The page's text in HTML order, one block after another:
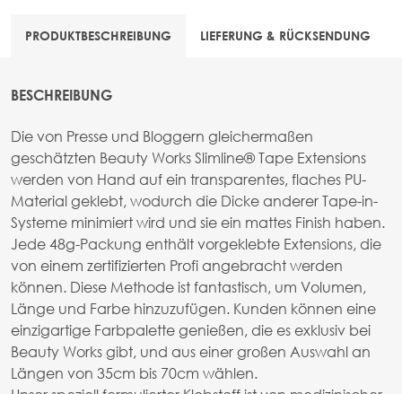
PRODUKTBESCHREIBUNG LIEFERUNG & RÜCKSENDUNG
BESCHREIBUNG
Die von Presse und Bloggern gleichermaßen
geschätzten Beauty Works Slimline® Tape Extensions
werden von Hand auf ein transparentes, flaches PU-
Material geklebt, wodurch die Dicke anderer Tape-in-
Systeme minimiert wird und sie ein mattes Finish haben.
Jede 48g-Packung enthält vorgeklebte Extensions, die
von einem zertifizierten Profi angebracht werden
können. Diese Methode ist fantastisch, um Volumen,
Länge und Farbe hinzuzufügen. Kunden können eine
einzigartige Farbpalette genießen, die es exklusiv bei
Beauty Works gibt, und aus einer großen Auswahl an
Längen von 35cm bis 70cm wählen.